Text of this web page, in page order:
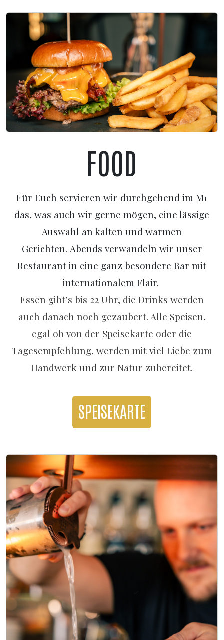
FOOD
Für Euch servieren wir durchgehend im M1
das, was auch wir gerne mögen, eine lässige
Auswahl an kalten und warmen
Gerichten. Abends verwandeln wir unser
Restaurant in eine ganz besondere Bar mit
internationalem Flair.
Essen gibt’s bis 22 Uhr, die Drinks werden
auch danach noch gezaubert. Alle Speisen,
egal ob von der Speisekarte oder die
Tagesempfehlung, werden mit viel Liebe zum
Handwerk und zur Natur zubereitet.
SPEISEKARTE